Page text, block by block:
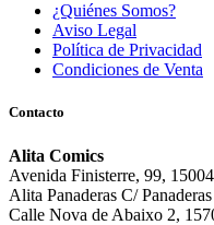
¿Quiénes Somos?
Aviso Legal
Política de Privacidad
Condiciones de Venta
Contacto
Alita Comics
Avenida Finisterre, 99,
Alita Panaderas C/
Calle Nova de Abaixo 2,